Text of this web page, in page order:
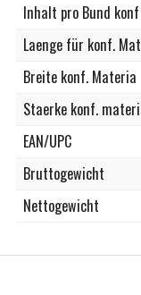
Inhalt pro Bund konf
Laenge für konf. Mat
Breite konf. Materia
Staerke konf. materi
EAN/UPC
Bruttogewicht
Nettogewicht